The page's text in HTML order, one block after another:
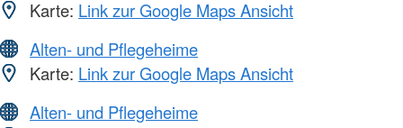
Karte: Link zur Google Maps Ansicht
Alten- und Pflegeheime
Karte: Link zur Google Maps Ansicht
Alten- und Pflegeheime